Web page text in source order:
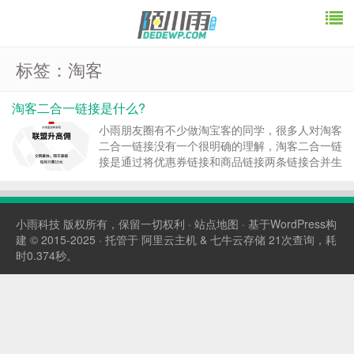
标签：淘客
淘客二合一链接是什么?
小雨朋友圈有不少做淘宝客的同学，很多人对淘客
二合一链接没有一个很明确的理解，淘客二合一链
接是通过将优惠券链接和商品链接两条链接合并生
取优惠券并跳转到商品页面，减少甚至避免跑单的
券品二合一链接...
小雨科技 版权所有，保留一切权利 · 站点地图 · 基于WordPress构
建 © 2015-2025 · 托管于 阿里云主机 & 七牛云存储 21次查询，耗
时0.374秒。